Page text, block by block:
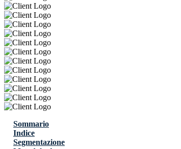
Sommario
Indice
Segmentazione